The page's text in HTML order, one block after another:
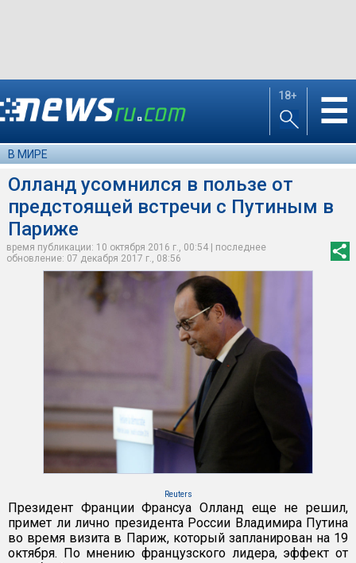
18+ ☰
В МИРЕ
Олланд усомнился в пользе от
предстоящей встречи с Путиным в
Париже
время публикации: 10 октября 2016 г., 00:54 | последнее
обновление: 07 декабря 2017 г., 08:56
Reuters
Президент Франции Франсуа Олланд еще не решил,
примет ли лично президента России Владимира Путина
во время визита в Париж, который запланирован на 19
октября. По мнению французского лидера, эффект от